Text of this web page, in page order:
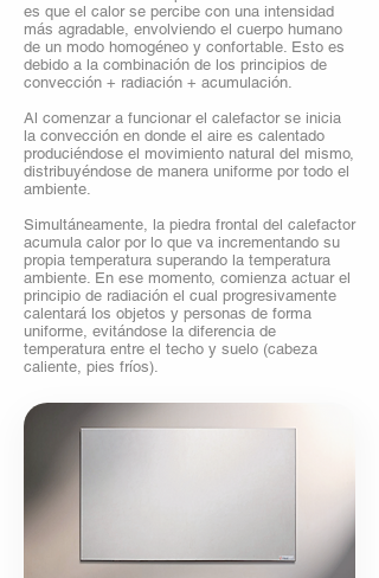
es que el calor se percibe con una intensidad
más agradable, envolviendo el cuerpo humano
de un modo homogéneo y confortable. Esto es
debido a la combinación de los principios de
convección + radiación + acumulación.
Al comenzar a funcionar el calefactor se inicia
la convección en donde el aire es calentado
produciéndose el movimiento natural del mismo,
distribuyéndose de manera uniforme por todo el
ambiente.
Simultáneamente, la piedra frontal del calefactor
acumula calor por lo que va incrementando su
propia temperatura superando la temperatura
ambiente. En ese momento, comienza actuar el
principio de radiación el cual progresivamente
calentará los objetos y personas de forma
uniforme, evitándose la diferencia de
temperatura entre el techo y suelo (cabeza
caliente, pies fríos).